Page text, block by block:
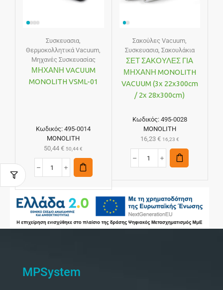
Συσκευασια
Θερμοκολλητικά Vacuum
Μηχανές Συσκευασίας
ΜΗΧΑΝΗ VACUUM
MONOLITH VSML-01
Κωδικός:495-0014
MONOLITH
50,44€ 50,44€
Σακούλες Vacuum
Συσκευασια, Σακουλάκια
ΣΕΤ ΣΑΚΟΥΛΕΣ ΓΙΑ
ΜΗΧΑΝΗ MONOLITH
VACUUM (3x 22x300cm
/ 2x 28x300cm)
Κωδικός: 495-0028
MONOLITH
16,23 € 16,23 €
MPSystem